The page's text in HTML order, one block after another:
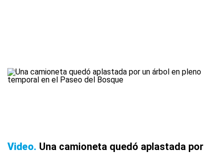
Video Una camioneta quedó aplastada por